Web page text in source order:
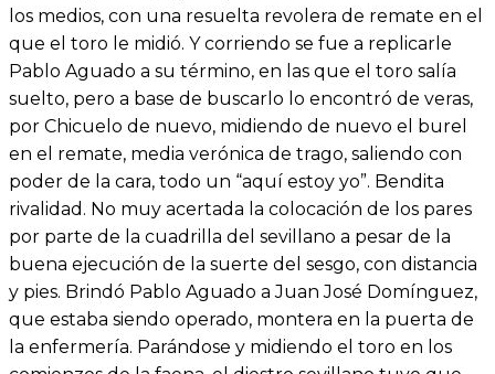
los medios, con una resuelta revolera de remate en el
que el toro le midió. Y corriendo se fue a replicarle
Pablo Aguado a su término, en las que el toro salía
suelto, pero a base de buscarlo lo encontró de veras,
por Chicuelo de nuevo, midiendo de nuevo el burel
en el remate, media verónica de trago, saliendo con
poder de la cara, todo un “aquí estoy yo”. Bendita
rivalidad. No muy acertada la colocación de los pares
por parte de la cuadrilla del sevillano a pesar de la
buena ejecución de la suerte del sesgo, con distancia
y pies. Brindó Pablo Aguado a Juan José Domínguez,
que estaba siendo operado, montera en la puerta de
la enfermería. Parándose y midiendo el toro en los